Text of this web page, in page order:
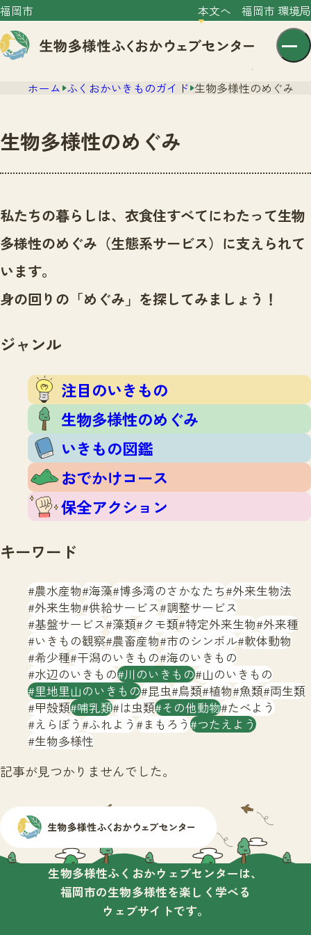
福岡市 本文へ 福岡市 環境局
センター紹介
センター紹介TOP
サイトポリシー
ニュース
いきものガイド
いきものガイドTOP
生物多様性のめぐみ
おでかけコース
保全アクション
イベント
調査レポート
調査レポートTOP
調査結果
ふくおかいきものマップ
マッチング
マッチングTOP
掲載申し込みフォーム
お問合せ
生物多様性ふくおかウェブセンターとは
サイトマップ
ホーム ふくおかいきものガイド 生物多様性のめぐみ
生物多様性のめぐみ
私たちの暮らしは、衣食住すべてにわたって生物
多様性のめぐみ（生態系サービス）に支えられて
います。
身の回りの「めぐみ」を探してみましょう！
ジャンル
注目のいきもの
生物多様性のめぐみ
いきもの図鑑
おでかけコース
保全アクション
キーワード
農水産物 海藻 博多湾のさかなたち 外来生物法
外来生物 供給サービス 調整サービス
基盤サービス 藻類 クモ類 特定外来生物 外来種
いきもの観察 農畜産物 市のシンボル 軟体動物
希少種 干潟のいきもの 海のいきもの
水辺のいきもの 川のいきもの 山のいきもの
里地里山のいきもの 昆虫 鳥類 植物 魚類 両生類
甲殻類 哺乳類 は虫類 その他動物 たべよう
えらぼう ふれよう まもろう つたえよう
生物多様性
記事が見つかりませんでした。
生物多様性ふくおかウェブセンターは、
福岡市の生物多様性を楽しく学べる
ウェブサイトです。